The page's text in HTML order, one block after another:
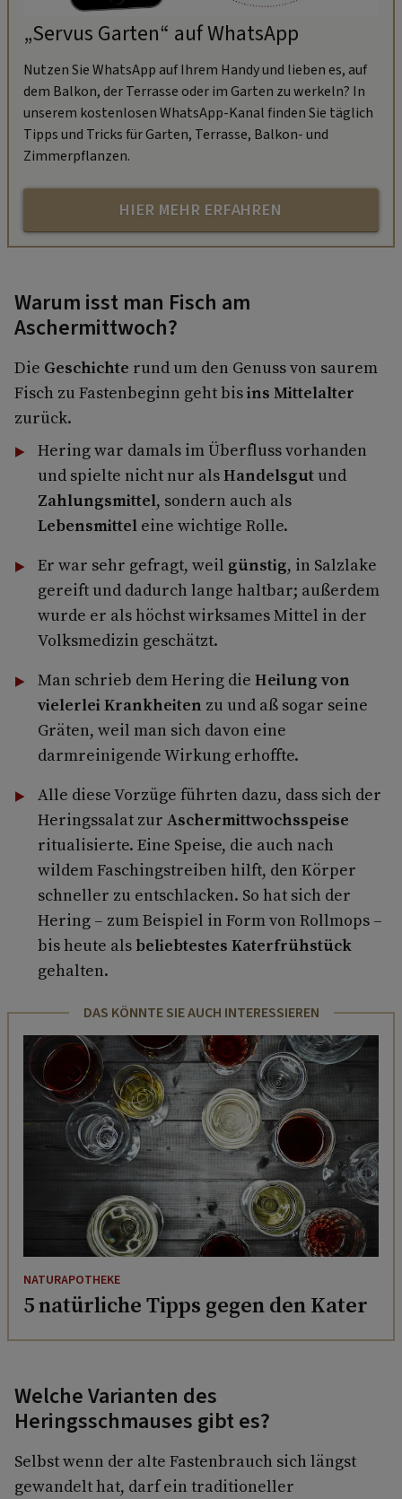
„Servus Garten“ auf WhatsApp
Nutzen Sie WhatsApp auf Ihrem Handy und lieben es, auf
dem Balkon, der Terrasse oder im Garten zu werkeln? In
unserem kostenlosen WhatsApp-Kanal finden Sie täglich
Tipps und Tricks für Garten, Terrasse, Balkon- und
Zimmerpflanzen.
HIER MEHR ERFAHREN
Warum isst man Fisch am
Aschermittwoch?
Die Geschichte rund um den Genuss von saurem
Fisch zu Fastenbeginn geht bisins Mittelalter
zurück.
Hering war damals im Überfluss vorhanden
und spielte nicht nur alsHandelsgutund
Zahlungsmittel, sondern auch als
Lebensmitteleine wichtige Rolle.
Er war sehr gefragt, weil günstig, in Salzlake
gereift und dadurch lange haltbar; außerdem
wurde er als höchst wirksames Mittel in der
Volksmedizin geschätzt.
Man schrieb dem Hering die Heilung von
vielerlei Krankheiten zu und aß sogar seine
Gräten, weil man sich davon eine
darmreinigende Wirkung erhoffte.
Alle diese Vorzüge führten dazu, dass sich der
Heringssalat zur Aschermittwochsspeise
ritualisierte. Eine Speise, die auch nach
wildem Faschingstreiben hilft, den Körper
schneller zu entschlacken. So hat sich der
Hering – zum Beispiel in Form von Rollmops –
bis heute als beliebtestes Katerfrühstück
gehalten.
DAS KÖNNTE SIE AUCH INTERESSIEREN
NATURAPOTHEKE
5 natürliche Tipps gegen den Kater
Welche Varianten des
Heringsschmauses gibt es?
Selbst wenn der alte Fastenbrauch sich längst
gewandelt hat, darf ein traditioneller